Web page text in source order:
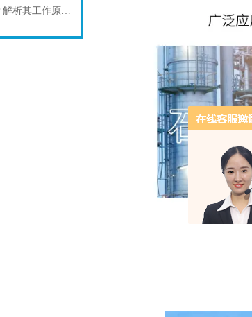
深冷机是什么设备？解析其工作原理与应用场景